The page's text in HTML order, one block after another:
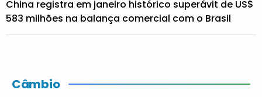
China registra em janeiro histórico superávit de US$
583 milhões na balança comercial com o Brasil
Câmbio